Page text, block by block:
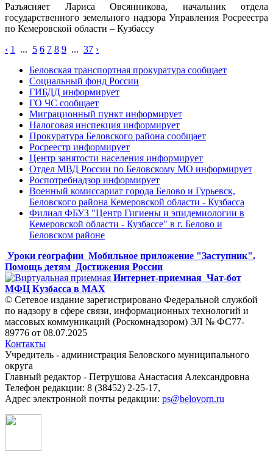
Разъясняет Лариса Овсянникова, начальник отдела
государственного земельного надзора Управления Росреестра
по Кемеровской области – Кузбассу
‹ 1 ... 5 6 7 8 9 ... 37 ›
Беловская транспортная прокуратура сообщает
Социальный фонд России
ГИБДД информирует
ГО ЧС сообщает
Миграционный пункт информирует
Налоговая инспекция информирует
Прокуратура Беловского района сообщает
Росреестр информирует
Центр занятости населения информирует
Отдел МВД России по Беловскому МО информирует
Роспотребнадзор информирует
Военный комиссариат города Белово и Гурьевск,
Беловского района Кемеровской области - Кузбасса
Филиал ФБУЗ "Центр Гигиены и эпидемиологии в
Кемеровской области - Кузбассе" в г. Белово и
Беловском районе
Уроки географии Мобильное приложение "Заступник".
Помощь детям Достижения России
Интернет-приемная Чат-бот
МФЦ Кузбасса в MAX
© Сетевое издание зарегистрировано Федеральной службой
по надзору в сфере связи, информационных технологий и
массовых коммуникаций (Роскомнадзором) ЭЛ № ФС77-
89776 от 08.07.2025
Контакты
Учредитель - администрация Беловского муниципального
округа
Главный редактор - Петрушова Анастасия Александровна
Телефон редакции: 8 (38452) 2-25-17,
Адрес электронной почты редакции: ps@belovorn.ru